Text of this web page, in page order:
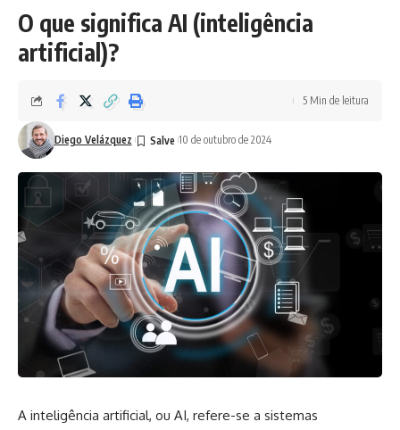
O que significa AI (inteligência
artificial)?
Diego Velázquez 10 de outubro de 2024
5 Min de leitura
A inteligência artificial, ou AI, refere-se a sistemas